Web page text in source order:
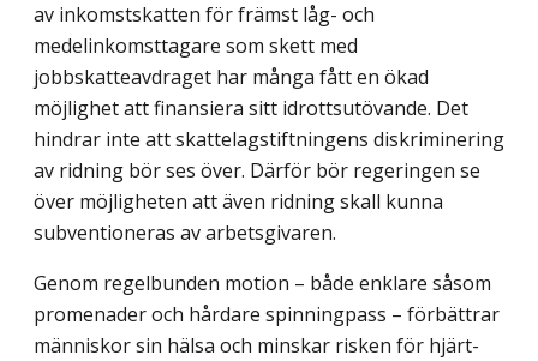
av inkomstskatten för främst låg- och
medelinkomsttagare som skett med
jobbskatteavdraget har många fått en ökad
möjlighet att finansiera sitt idrottsutövande. Det
hindrar inte att skattelagstiftningens diskriminering
av ridning bör ses över. Därför bör regeringen se
över möjligheten att även ridning skall kunna
subventioneras av arbetsgivaren.
Genom regelbunden motion – både enklare såsom
promenader och hårdare spinningpass – förbättrar
människor sin hälsa och minskar risken för hjärt-